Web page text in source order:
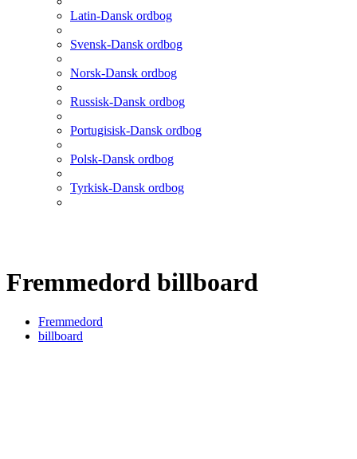
Latin-Dansk ordbog
Svensk-Dansk ordbog
Norsk-Dansk ordbog
Russisk-Dansk ordbog
Portugisisk-Dansk ordbog
Polsk-Dansk ordbog
Tyrkisk-Dansk ordbog
Fremmedord billboard
Fremmedord
billboard